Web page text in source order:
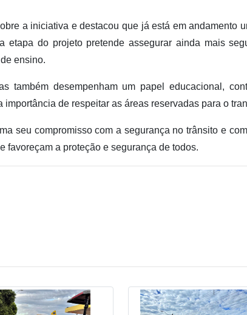
a iniciativa e destacou que já está em andamento
etapa do projeto pretende assegurar ainda mais
ensino.
também desempenham um papel educacional,
de respeitar as áreas reservadas para o
seu compromisso com a segurança no trânsito e
favoreçam a proteção e segurança de todos.